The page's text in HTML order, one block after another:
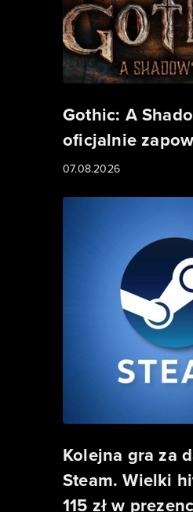
Gothic: A
oficjalnie
07.08.2026
Kolejna gra za
Steam. Wielki
115 zł w